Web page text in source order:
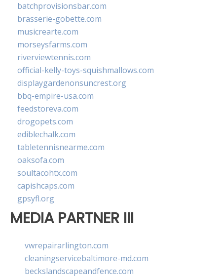
batchprovisionsbar.com
brasserie-gobette.com
musicrearte.com
morseysfarms.com
riverviewtennis.com
official-kelly-toys-squishmallows.com
displaygardenonsuncrest.org
bbq-empire-usa.com
feedstoreva.com
drogopets.com
ediblechalk.com
tabletennisnearme.com
oaksofa.com
soultacohtx.com
capishcaps.com
gpsyfl.org
MEDIA PARTNER III
vwrepairarlington.com
cleaningservicebaltimore-md.com
beckslandscapeandfence.com